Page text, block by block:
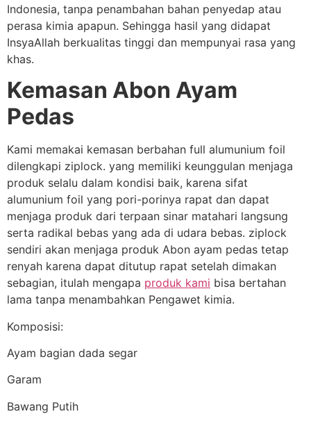
Indonesia, tanpa penambahan bahan penyedap atau
perasa kimia apapun. Sehingga hasil yang didapat
InsyaAllah berkualitas tinggi dan mempunyai rasa yang
khas.
Kemasan Abon Ayam
Pedas
Kami memakai kemasan berbahan full alumunium foil
dilengkapi ziplock. yang memiliki keunggulan menjaga
produk selalu dalam kondisi baik, karena sifat
alumunium foil yang pori-porinya rapat dan dapat
menjaga produk dari terpaan sinar matahari langsung
serta radikal bebas yang ada di udara bebas. ziplock
sendiri akan menjaga produk Abon ayam pedas tetap
renyah karena dapat ditutup rapat setelah dimakan
sebagian, itulah mengapa produk kami bisa bertahan
lama tanpa menambahkan Pengawet kimia.
Komposisi:
Ayam bagian dada segar
Garam
Bawang Putih